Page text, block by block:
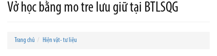
Vở học bằng mo tre lưu giữ tại BTLSQG
Trang chủ Hiện vật- tư liệu